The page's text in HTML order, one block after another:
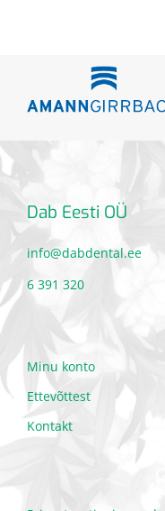
Dab Eesti OÜ
info@dabdental.ee
6 391 320
Minu konto
Ettevõttest
Kontakt